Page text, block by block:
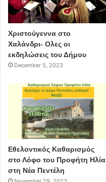
Χριστούγεννα στο
Χαλάνδρι- Ολες οι
εκδηλώσεις του Δήμου
December 5, 2023
Εθελοντικός Καθαρισμός
στο Λόφο του Προφήτη Ηλία
στη Νέα Πεντέλη